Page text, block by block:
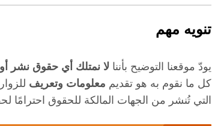
تنويه مهم
يودّ موقعنا التوضيح بأننالا نمتلك أي حقوق نشر
كل ما نقوم به هو تقديم معلومات وتعريف
التي تُنشر من الجهات المالكة للحقوق احترامًا